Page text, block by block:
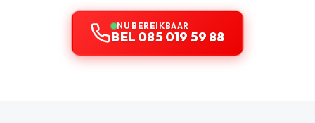
NU BEREIKBAAR
BEL 085 019 59 88